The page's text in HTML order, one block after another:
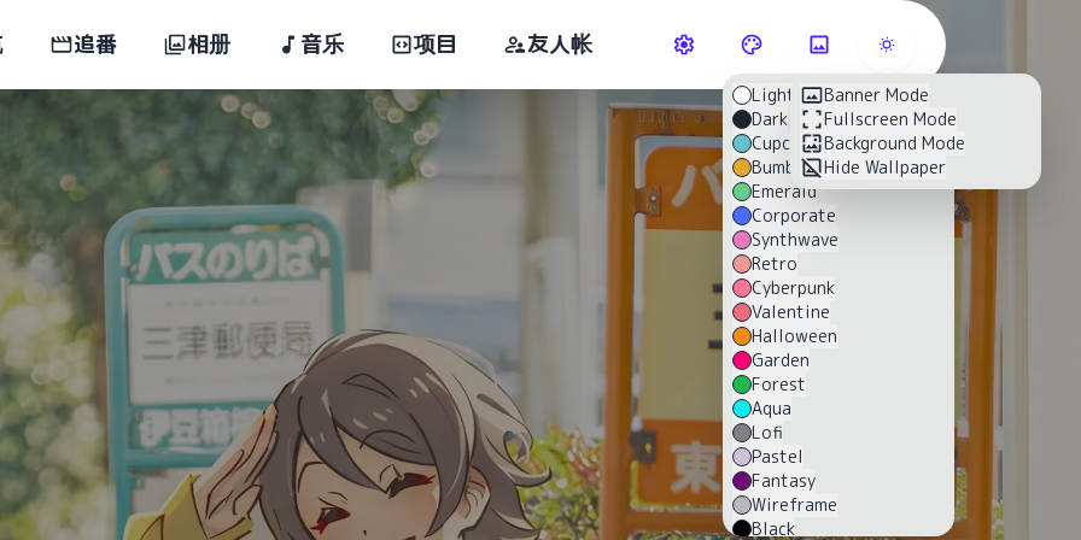
追番 相册 音乐 项目 友人帐
Light
Dark
Cupcake
Bumblebee
Emerald
Corporate
Synthwave
Retro
Cyberpunk
Valentine
Halloween
Garden
Forest
Aqua
Lofi
Pastel
Fantasy
Wireframe
Black
Banner Mode
Fullscreen Mode
Background Mode
Hide Wallpaper